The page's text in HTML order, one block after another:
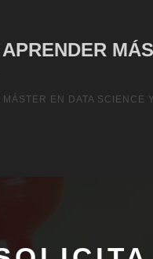
EN DATA SCIENCE